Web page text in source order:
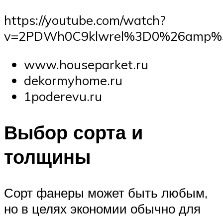
https://youtube.com/watch?
www.houseparket.ru
dekormyhome.ru
1poderevu.ru
Выбор сорта и
толщины
Сорт фанеры может быть любым,
но в целях экономии обычно для